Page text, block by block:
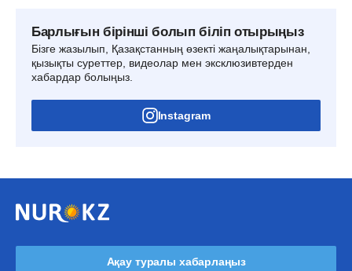
Барлығын бірінші болып біліп отырыңыз
Бізге жазылып, Қазақстанның өзекті жаңалықтарынан,
қызықты суреттер, видеолар мен эксклюзивтерден
хабардар болыңыз.
Instagram
Ақау туралы хабарлаңыз